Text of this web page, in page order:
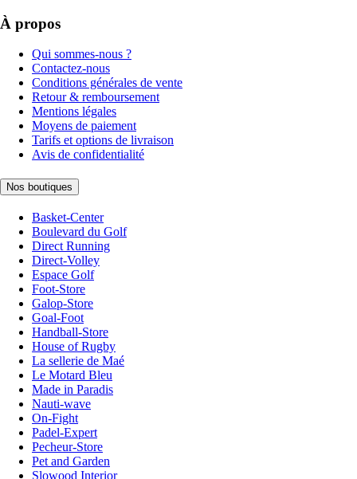
À propos
Qui sommes-nous ?
Contactez-nous
Conditions générales de vente
Retour & remboursement
Mentions légales
Moyens de paiement
Tarifs et options de livraison
Avis de confidentialité
Nos boutiques
Basket-Center
Boulevard du Golf
Direct Running
Direct-Volley
Espace Golf
Foot-Store
Galop-Store
Goal-Foot
Handball-Store
House of Rugby
La sellerie de Maé
Le Motard Bleu
Made in Paradis
Nauti-wave
On-Fight
Padel-Expert
Pecheur-Store
Pet and Garden
Slowood Interior